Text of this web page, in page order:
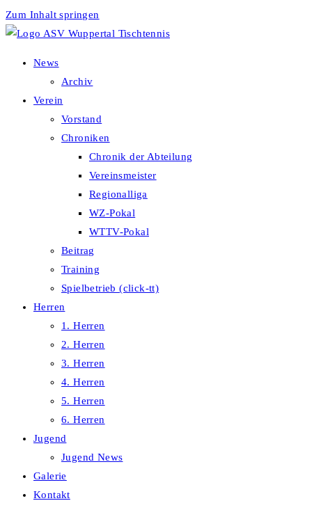
Zum Inhalt springen
News
Archiv
Verein
Vorstand
Chroniken
Chronik der Abteilung
Vereinsmeister
Regionalliga
WZ-Pokal
WTTV-Pokal
Beitrag
Training
Spielbetrieb (click-tt)
Herren
1. Herren
2. Herren
3. Herren
4. Herren
5. Herren
6. Herren
Jugend
Jugend News
Galerie
Kontakt